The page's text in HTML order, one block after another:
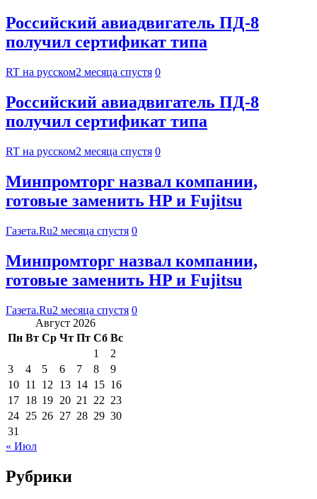
Российский авиадвигатель ПД-8
получил сертификат типа
RT на русском2 месяца спустя 0
Российский авиадвигатель ПД-8
получил сертификат типа
RT на русском2 месяца спустя 0
Минпромторг назвал компании,
готовые заменить HP и Fujitsu
Газета.Ru2 месяца спустя 0
Минпромторг назвал компании,
готовые заменить HP и Fujitsu
Газета.Ru2 месяца спустя 0
Август 2026
Пн Вт Ср Чт Пт Сб Вс
1
2
3
4 5 6 7 8
9
10 11 12 13 14 15 16
17 18 19 20 21 22 23
24 25 26 27 28 29 30
31
« Июл
Рубрики